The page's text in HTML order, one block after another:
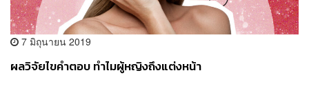
7 มิถุนายน 2019
ผลวิจัยไขคำตอบ ทำไมผู้หญิงถึงแต่งหน้า